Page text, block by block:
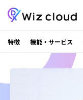
特徴 機能・サービス